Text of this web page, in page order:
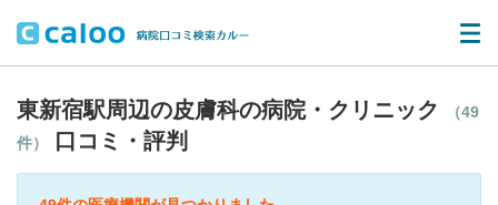
東新宿駅周辺の皮膚科の病院・クリニック
（49
件）
口コミ・評判